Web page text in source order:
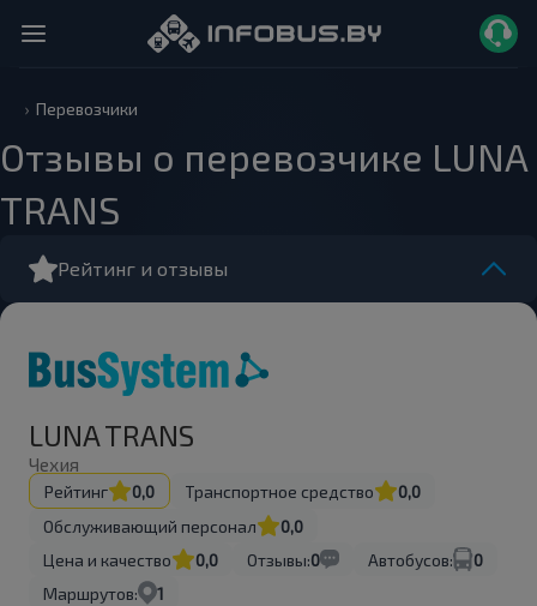
Перевозчики
Отзывы о перевозчике LUNA
TRANS
Рейтинг и отзывы
LUNA TRANS
Чехия
Рейтинг 0,0 Транспортное средство
0,0
Обслуживающий персонал
0,0
Цена и качество
0,0 Отзывы:0 Автобусов:
0
Маршрутов:
1